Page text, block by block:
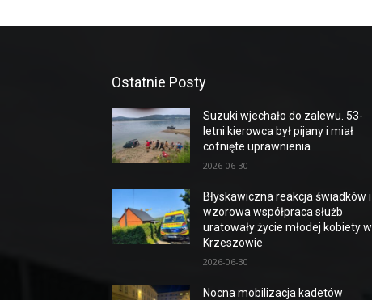
Ostatnie Posty
Suzuki wjechało do zalewu. 53-
letni kierowca był pijany i miał
cofnięte uprawnienia
2026-06-30
Błyskawiczna reakcja świadków i
wzorowa współpraca służb
uratowały życie młodej kobiety w
Krzeszowie
2026-06-30
Nocna mobilizacja kadetów